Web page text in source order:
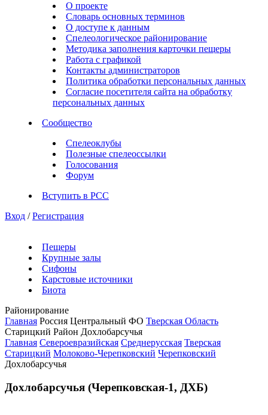
О проекте
Словарь основных терминов
О доступе к данным
Спелеологическое районирование
Методика заполнения карточки пещеры
Работа с графикой
Контакты администраторов
Политика обработки персональных данных
Согласие посетителя сайта на обработку
персональных данных
Сообщество
Спелеоклубы
Полезные спелеоссылки
Голосования
Форум
Вступить в РСС
Вход / Регистрация
Пещеры
Крупные залы
Сифоны
Карстовые источники
Биота
Районирование
Главная Россия Центральный ФО Тверская Область
Старицкий Район Дохлобарсучья
Главная Североевразийская Среднерусская Тверская
Старицкий Молоково-Черепковский Черепковский
Дохлобарсучья
Дохлобарсучья (Черепковская-1, ДХБ)